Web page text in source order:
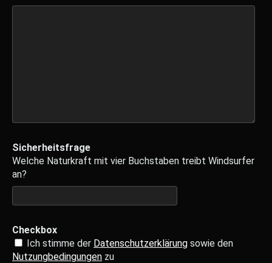
Sicherheitsfrage
Welche Naturkraft mit vier Buchstaben treibt Windsurfer
an?
Checkbox
Ich stimme der Datenschutzerklärung sowie den
Nutzungbedingungen zu